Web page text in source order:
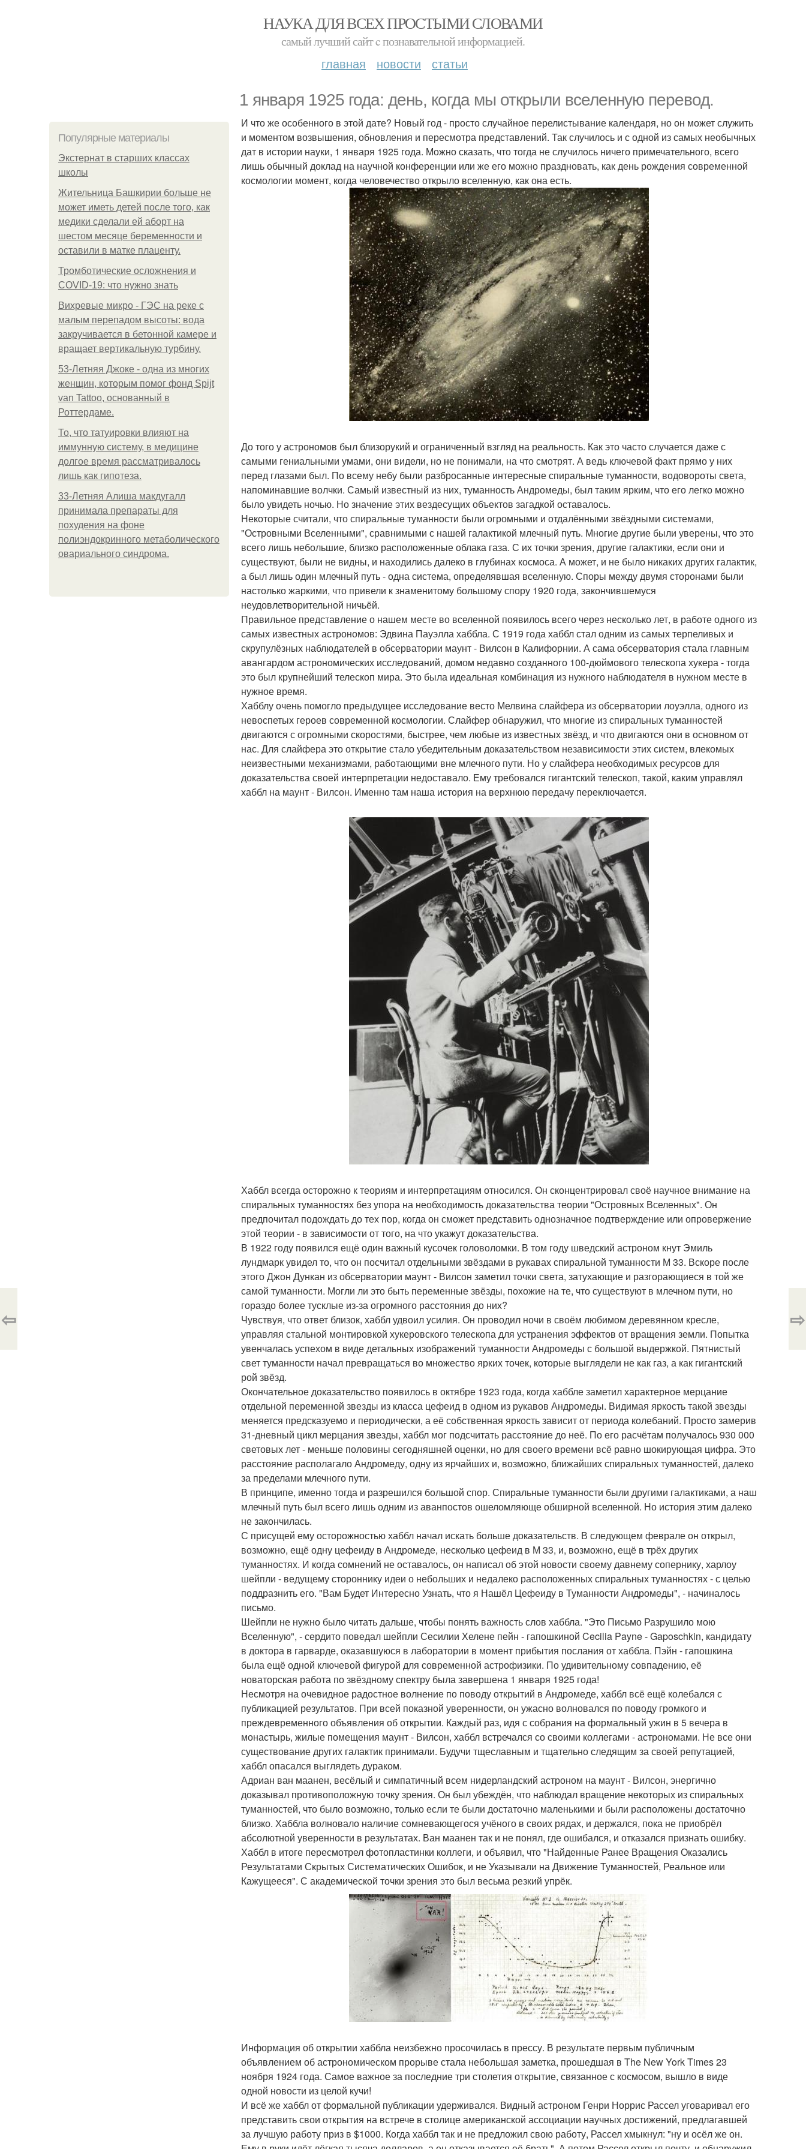
НАУКА ДЛЯ ВСЕХ ПРОСТЫМИ СЛОВАМИ
самый лучший сайт c познавательной информацией.
главная новости статьи
1 января 1925 года: день, когда мы открыли вселенную перевод.
Популярные материалы
Экстернат в старших классах
школы
Жительница Башкирии больше не
может иметь детей после того, как
медики сделали ей аборт на
шестом месяце беременности и
оставили в матке плаценту.
Тромботические осложнения и
COVID-19: что нужно знать
Вихревые микро - ГЭС на реке с
малым перепадом высоты: вода
закручивается в бетонной камере и
вращает вертикальную турбину.
53-Летняя Джоке - одна из многих
женщин, которым помог фонд Spijt
van Tattoo, основанный в
Роттердаме.
То, что татуировки влияют на
иммунную систему, в медицине
долгое время рассматривалось
лишь как гипотеза.
33-Летняя Алиша макдугалл
принимала препараты для
похудения на фоне
полиэндокринного метаболического
овариального синдрома.
И что же особенного в этой дате? Новый год - просто случайное перелистывание календаря, но он может служить
и моментом возвышения, обновления и пересмотра представлений. Так случилось и с одной из самых необычных
дат в истории науки, 1 января 1925 года. Можно сказать, что тогда не случилось ничего примечательного, всего
лишь обычный доклад на научной конференции или же его можно праздновать, как день рождения современной
космологии момент, когда человечество открыло вселенную, как она есть.
До того у астрономов был близорукий и ограниченный взгляд на реальность. Как это часто случается даже с
самыми гениальными умами, они видели, но не понимали, на что смотрят. А ведь ключевой факт прямо у них
перед глазами был. По всему небу были разбросанные интересные спиральные туманности, водовороты света,
напоминавшие волчки. Самый известный из них, туманность Андромеды, был таким ярким, что его легко можно
было увидеть ночью. Но значение этих вездесущих объектов загадкой оставалось.
Некоторые считали, что спиральные туманности были огромными и отдалёнными звёздными системами,
"Островными Вселенными", сравнимыми с нашей галактикой млечный путь. Многие другие были уверены, что это
всего лишь небольшие, близко расположенные облака газа. С их точки зрения, другие галактики, если они и
существуют, были не видны, и находились далеко в глубинах космоса. А может, и не было никаких других галактик,
а был лишь один млечный путь - одна система, определявшая вселенную. Споры между двумя сторонами были
настолько жаркими, что привели к знаменитому большому спору 1920 года, закончившемуся
неудовлетворительной ничьёй.
Правильное представление о нашем месте во вселенной появилось всего через несколько лет, в работе одного из
самых известных астрономов: Эдвина Пауэлла хаббла. С 1919 года хаббл стал одним из самых терпеливых и
скрупулёзных наблюдателей в обсерватории маунт - Вилсон в Калифорнии. А сама обсерватория стала главным
авангардом астрономических исследований, домом недавно созданного 100-дюймового телескопа хукера - тогда
это был крупнейший телескоп мира. Это была идеальная комбинация из нужного наблюдателя в нужном месте в
нужное время.
Хабблу очень помогло предыдущее исследование весто Мелвина слайфера из обсерватории лоуэлла, одного из
невоспетых героев современной космологии. Слайфер обнаружил, что многие из спиральных туманностей
двигаются с огромными скоростями, быстрее, чем любые из известных звёзд, и что двигаются они в основном от
нас. Для слайфера это открытие стало убедительным доказательством независимости этих систем, влекомых
неизвестными механизмами, работающими вне млечного пути. Но у слайфера необходимых ресурсов для
доказательства своей интерпретации недоставало. Ему требовался гигантский телескоп, такой, каким управлял
хаббл на маунт - Вилсон. Именно там наша история на верхнюю передачу переключается.
Хаббл всегда осторожно к теориям и интерпретациям относился. Он сконцентрировал своё научное внимание на
спиральных туманностях без упора на необходимость доказательства теории "Островных Вселенных". Он
предпочитал подождать до тех пор, когда он сможет представить однозначное подтверждение или опровержение
этой теории - в зависимости от того, на что укажут доказательства.
В 1922 году появился ещё один важный кусочек головоломки. В том году шведский астроном кнут Эмиль
лундмарк увидел то, что он посчитал отдельными звёздами в рукавах спиральной туманности М 33. Вскоре после
этого Джон Дункан из обсерватории маунт - Вилсон заметил точки света, затухающие и разгорающиеся в той же
самой туманности. Могли ли это быть переменные звёзды, похожие на те, что существуют в млечном пути, но
гораздо более тусклые из-за огромного расстояния до них?
Чувствуя, что ответ близок, хаббл удвоил усилия. Он проводил ночи в своём любимом деревянном кресле,
управляя стальной монтировкой хукеровского телескопа для устранения эффектов от вращения земли. Попытка
увенчалась успехом в виде детальных изображений туманности Андромеды с большой выдержкой. Пятнистый
свет туманности начал превращаться во множество ярких точек, которые выглядели не как газ, а как гигантский
рой звёзд.
Окончательное доказательство появилось в октябре 1923 года, когда хаббле заметил характерное мерцание
отдельной переменной звезды из класса цефеид в одном из рукавов Андромеды. Видимая яркость такой звезды
меняется предсказуемо и периодически, а её собственная яркость зависит от периода колебаний. Просто замерив
31-дневный цикл мерцания звезды, хаббл мог подсчитать расстояние до неё. По его расчётам получалось 930 000
световых лет - меньше половины сегодняшней оценки, но для своего времени всё равно шокирующая цифра. Это
расстояние располагало Андромеду, одну из ярчайших и, возможно, ближайших спиральных туманностей, далеко
за пределами млечного пути.
В принципе, именно тогда и разрешился большой спор. Спиральные туманности были другими галактиками, а наш
млечный путь был всего лишь одним из аванпостов ошеломляюще обширной вселенной. Но история этим далеко
не закончилась.
С присущей ему осторожностью хаббл начал искать больше доказательств. В следующем феврале он открыл,
возможно, ещё одну цефеиду в Андромеде, несколько цефеид в М 33, и, возможно, ещё в трёх других
туманностях. И когда сомнений не оставалось, он написал об этой новости своему давнему сопернику, харлоу
шейпли - ведущему стороннику идеи о небольших и недалеко расположенных спиральных туманностях - с целью
поддразнить его. "Вам Будет Интересно Узнать, что я Нашёл Цефеиду в Туманности Андромеды", - начиналось
письмо.
Шейпли не нужно было читать дальше, чтобы понять важность слов хаббла. "Это Письмо Разрушило мою
Вселенную", - сердито поведал шейпли Сесилии Хелене пейн - гапошкиной Cecilia Payne - Gaposchkin, кандидату
в доктора в гарварде, оказавшуюся в лаборатории в момент прибытия послания от хаббла. Пэйн - гапошкина
была ещё одной ключевой фигурой для современной астрофизики. По удивительному совпадению, её
новаторская работа по звёздному спектру была завершена 1 января 1925 года!
Несмотря на очевидное радостное волнение по поводу открытий в Андромеде, хаббл всё ещё колебался с
публикацией результатов. При всей показной уверенности, он ужасно волновался по поводу громкого и
преждевременного объявления об открытии. Каждый раз, идя с собрания на формальный ужин в 5 вечера в
монастырь, жилые помещения маунт - Вилсон, хаббл встречался со своими коллегами - астрономами. Не все они
существование других галактик принимали. Будучи тщеславным и тщательно следящим за своей репутацией,
хаббл опасался выглядеть дураком.
Адриан ван маанен, весёлый и симпатичный всем нидерландский астроном на маунт - Вилсон, энергично
доказывал противоположную точку зрения. Он был убеждён, что наблюдал вращение некоторых из спиральных
туманностей, что было возможно, только если те были достаточно маленькими и были расположены достаточно
близко. Хаббла волновало наличие сомневающегося учёного в своих рядах, и держался, пока не приобрёл
абсолютной уверенности в результатах. Ван маанен так и не понял, где ошибался, и отказался признать ошибку.
Хаббл в итоге пересмотрел фотопластинки коллеги, и объявил, что "Найденные Ранее Вращения Оказались
Результатами Скрытых Систематических Ошибок, и не Указывали на Движение Туманностей, Реальное или
Кажущееся". С академической точки зрения это был весьма резкий упрёк.
Информация об открытии хаббла неизбежно просочилась в прессу. В результате первым публичным
объявлением об астрономическом прорыве стала небольшая заметка, прошедшая в The New York Times 23
ноября 1924 года. Самое важное за последние три столетия открытие, связанное с космосом, вышло в виде
одной новости из целой кучи!
И всё же хаббл от формальной публикации удерживался. Видный астроном Генри Норрис Рассел уговаривал его
представить свои открытия на встрече в столице американской ассоциации научных достижений, предлагавшей
за лучшую работу приз в $1000. Когда хаббл так и не предложил свою работу, Рассел хмыкнул: "ну и осёл же он.
⇦ ⇨